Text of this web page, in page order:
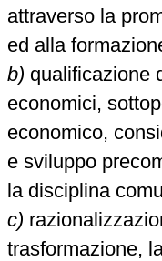
attraverso la
ed alla
b) qualificazione
economici,
economico,
e sviluppo
la disciplina
c)
trasformazione,